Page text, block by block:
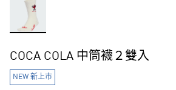
COCA COLA 中筒襪２雙入
NEW 新上市